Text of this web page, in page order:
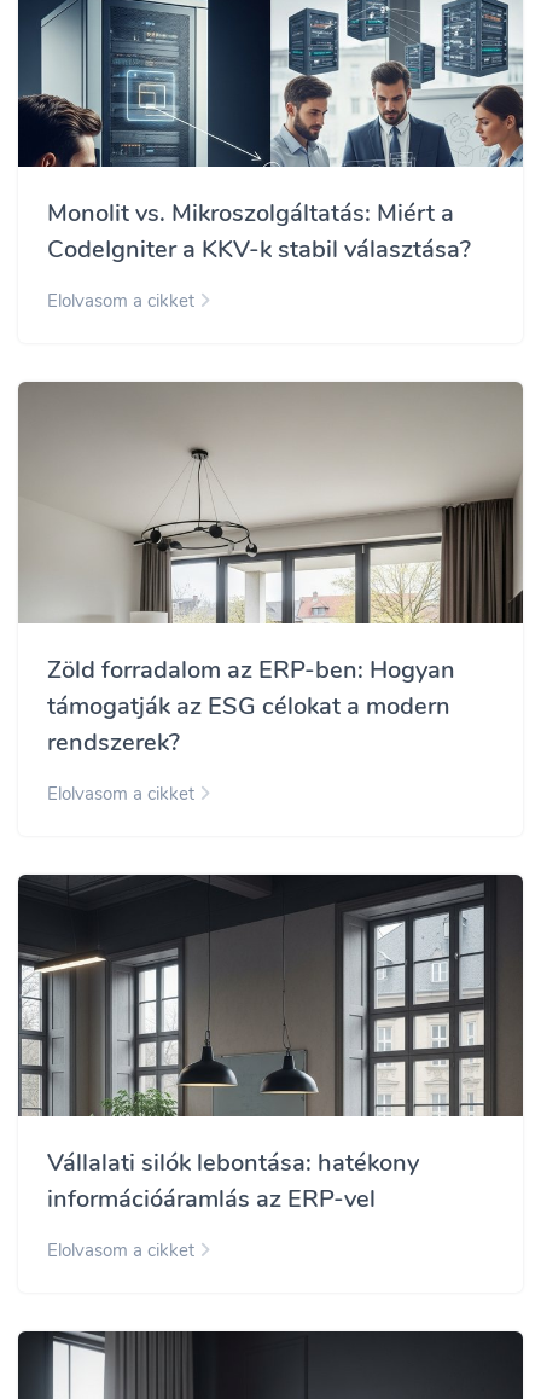
Monolit vs. Mikroszolgáltatás: Miért a
CodeIgniter a KKV-k stabil választása?
Elolvasom a cikket
Zöld forradalom az ERP-ben: Hogyan
támogatják az ESG célokat a modern
rendszerek?
Elolvasom a cikket
Vállalati silók lebontása: hatékony
információáramlás az ERP-vel
Elolvasom a cikket